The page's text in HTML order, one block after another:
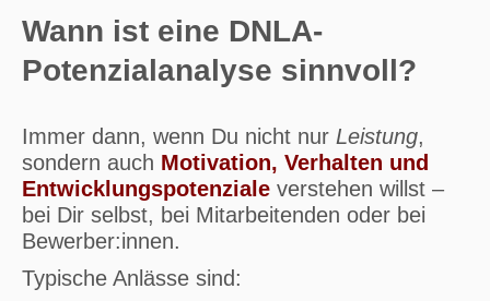
Wann ist eine DNLA-
Potenzialanalyse sinnvoll?
Immer dann, wenn Du nicht nur Leistung,
sondern auch Motivation, Verhalten und
Entwicklungspotenziale verstehen willst –
bei Dir selbst, bei Mitarbeitenden oder bei
Bewerber:innen.
Typische Anlässe sind: